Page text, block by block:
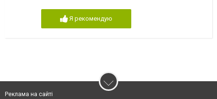
Я рекомендую
Реклама на сайті